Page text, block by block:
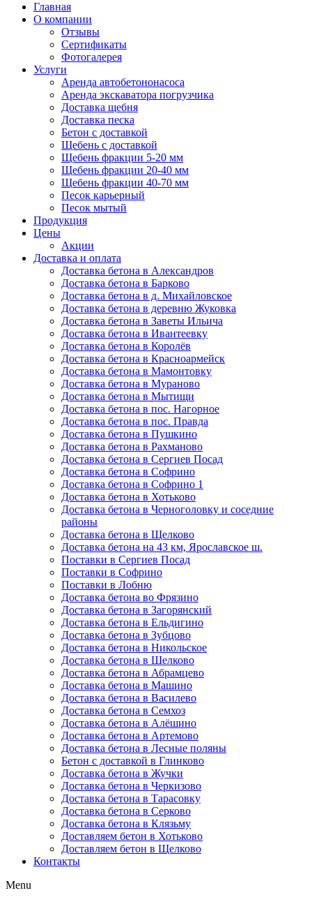
Главная
О компании
Отзывы
Сертификаты
Фотогалерея
Услуги
Аренда автобетононасоса
Аренда экскаватора погрузчика
Доставка щебня
Доставка песка
Бетон с доставкой
Щебень с доставкой
Щебень фракции 5-20 мм
Щебень фракции 20-40 мм
Щебень фракции 40-70 мм
Песок карьерный
Песок мытый
Продукция
Цены
Акции
Доставка и оплата
Доставка бетона в Александров
Доставка бетона в Барково
Доставка бетона в д. Михайловское
Доставка бетона в деревню Жуковка
Доставка бетона в Заветы Ильича
Доставка бетона в Ивантеевку
Доставка бетона в Королёв
Доставка бетона в Красноармейск
Доставка бетона в Мамонтовку
Доставка бетона в Мураново
Доставка бетона в Мытищи
Доставка бетона в пос. Нагорное
Доставка бетона в пос. Правда
Доставка бетона в Пушкино
Доставка бетона в Рахманово
Доставка бетона в Сергиев Посад
Доставка бетона в Софрино
Доставка бетона в Софрино 1
Доставка бетона в Хотьково
Доставка бетона в Черноголовку и соседние
районы
Доставка бетона в Щелково
Доставка бетона на 43 км, Ярославское ш.
Поставки в Сергиев Посад
Поставки в Софрино
Поставки в Лобню
Доставка бетона во Фрязино
Доставка бетона в Загорянский
Доставка бетона в Ельдигино
Доставка бетона в Зубцово
Доставка бетона в Никольское
Доставка бетона в Шелково
Доставка бетона в Абрамцево
Доставка бетона в Машино
Доставка бетона в Василево
Доставка бетона в Семхоз
Доставка бетона в Алёшино
Доставка бетона в Артемово
Доставка бетона в Лесные поляны
Бетон с доставкой в Глинково
Доставка бетона в Жучки
Доставка бетона в Черкизово
Доставка бетона в Тарасовку
Доставка бетона в Серково
Доставка бетона в Клязьму
Доставляем бетон в Хотьково
Доставляем бетон в Щелково
Контакты
Menu